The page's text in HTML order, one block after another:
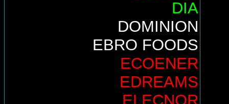
DIA
DOMINION
EBRO FOODS
ECOENER
EDREAMS
ELECNOR